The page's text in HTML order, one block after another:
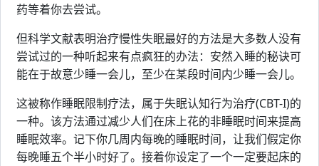
药等着你去尝试。
但科学文献表明治疗慢性失眠最好的方法是大多数人没有
尝试过的一种听起来有点疯狂的办法：安然入睡的秘诀可
能在于故意少睡一会儿，至少在某段时间内少睡一会儿。
这被称作睡眠限制疗法，属于失眠认知行为治疗(CBT-I)的
一种。该方法通过减少人们在床上花的非睡眠时间来提高
睡眠效率。记下你几周内每晚的睡眠时间，让我们假定你
每晚睡五个半小时好了。接着你设定了一个一定要起床的